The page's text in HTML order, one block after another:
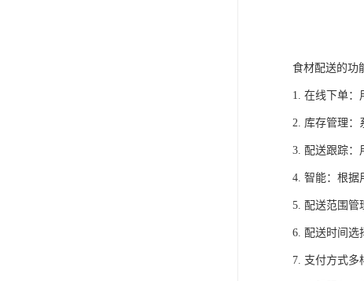
食材配送的功
1. 在线下单：
2. 库存管理：
3. 配送跟踪：
4. 智能：根据
5. 配送范围管
6. 配送时间选
7. 支付方式多